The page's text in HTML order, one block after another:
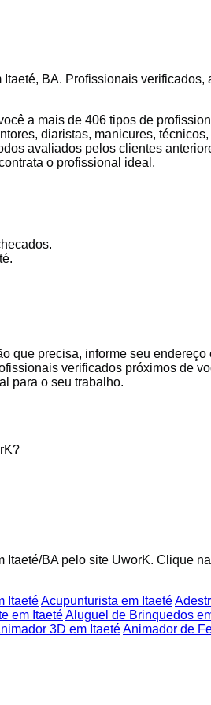
BA. Profissionais verificados,
a mais de 406 tipos de
diaristas, manicures,
avaliados pelos clientes
o profissional ideal.
precisa, informe seu endereço
verificados próximos de
para o seu trabalho.
BA pelo site UworK. Clique
ItaetéAcupunturista em Itaeté
em ItaetéAluguel de Brinquedos
3D em ItaetéAnimador de